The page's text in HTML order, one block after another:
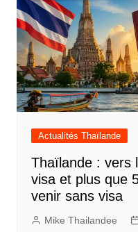
Actualités Thaïlande
Thaïlande : vers
visa et plus que
venir sans visa
Mike Thailandee